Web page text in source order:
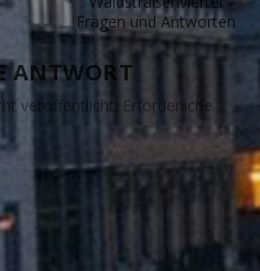
Fragen und Antworten
ANTWORT
veröffentlicht. Erforderliche